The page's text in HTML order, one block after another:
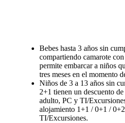
Bebes hasta 3 años sin
compartiendo camarote
permite embarcar a niños
tres meses en el momento
Niños de 3 a 13 años sin
2+1 tienen un descuento
adulto, PC y TI/
alojamiento 1+1 / 0+1 /
TI/Excursiones.